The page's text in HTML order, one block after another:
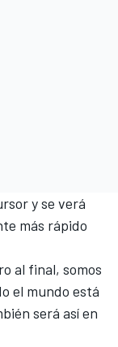
y se verá
más rápido
al final, somos
el mundo está
será así en